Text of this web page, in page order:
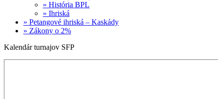
» História BPL
» Ihriská
» Petangové ihriská – Kaskády
» Zákony o 2%
Kalendár turnajov SFP